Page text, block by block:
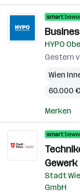
HYPO
Gestern
Wien
60.000
Merken
Stadt
GmbH